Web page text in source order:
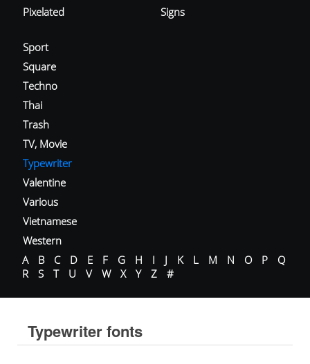
Pixelated
Signs
Sport
Square
Techno
Thai
Trash
TV, Movie
Typewriter
Valentine
Various
Vietnamese
Western
A
B C D E F G H I J K L M N O P
Q
R
S T U V W X Y Z #
Typewriter fonts